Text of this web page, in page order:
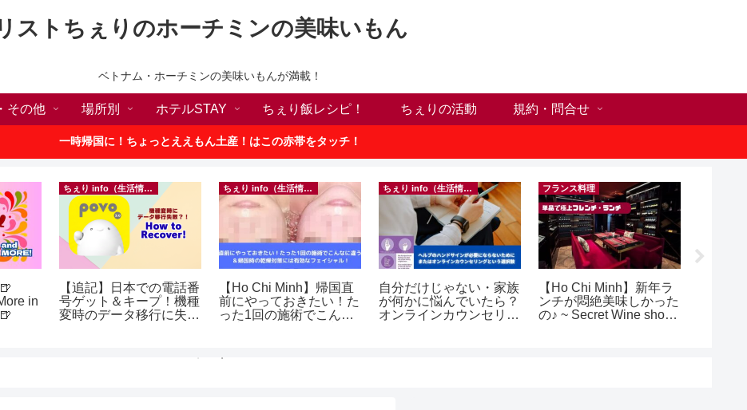
ストちぇりのホーチミンの美味いもん
ベトナム・ホーチミンの美味いもんが満載！
その他 場所別 ホテルSTAY ちぇり飯レシピ！ ちぇりの活動 規約・問合せ
一時帰国に！ちょっとええもん土産！はこの赤帯をタッチ！
in
ちぇり info（生活情報）
【追記】日本での電話番
号ゲット＆キープ！機種
変時のデータ移行に失敗
ちぇり info（生活情報）
【Ho Chi Minh】帰国直
前にやっておきたい！た
った1回の施術でこんな
イシャル！ ~ Rosereve
ちぇり info（生活情報）
自分だけじゃない・家族
が何かに悩んでいたら？
オンラインカウンセリン
フランス料理
【Ho Chi Minh】新年ラ
ンチが悶絶美味しかった
の♪ ~ Secret Wine shop